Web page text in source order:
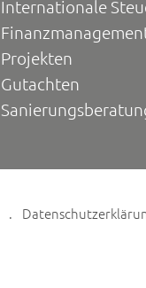
Internationale
Projekten
Gutachten